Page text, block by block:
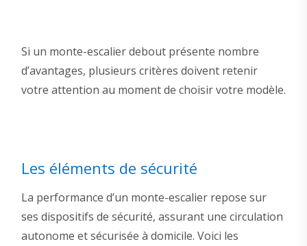
Si un monte-escalier debout présente nombre
d’avantages, plusieurs critères doivent retenir
votre attention au moment de choisir votre modèle.
Les éléments de sécurité
La performance d’un monte-escalier repose sur
ses dispositifs de sécurité, assurant une circulation
autonome et sécurisée à domicile. Voici les